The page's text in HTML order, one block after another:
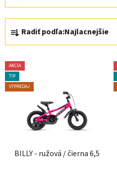
R
a
d
e
n
i
Radiť podľa:Najlacnejšie
V
ý
p
AKCIA
TIP
VÝPREDAJ
BILLY - ružová / čierna 6,5